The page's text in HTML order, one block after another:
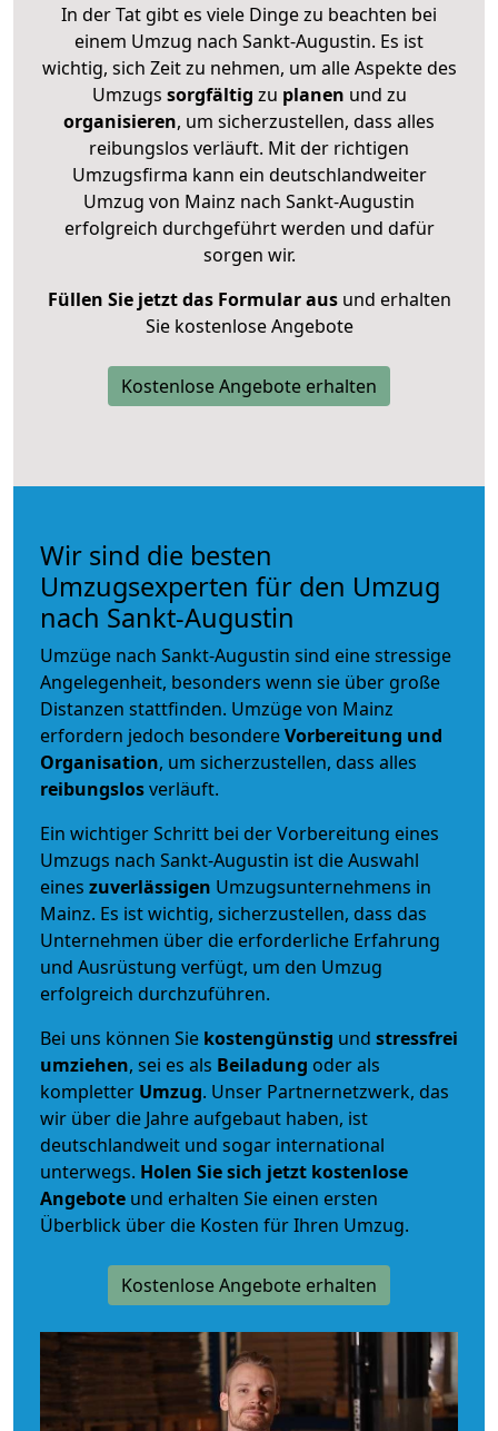
In der Tat gibt es viele Dinge zu beachten bei
einem Umzug nach Sankt-Augustin. Es ist
wichtig, sich Zeit zu nehmen, um alle Aspekte des
Umzugs sorgfältig zu planen und zu
organisieren, um sicherzustellen, dass alles
reibungslos verläuft. Mit der richtigen
Umzugsfirma kann ein deutschlandweiter
Umzug von Mainz nach Sankt-Augustin
erfolgreich durchgeführt werden und dafür
sorgen wir.
Füllen Sie jetzt das Formular ausund erhalten
Sie kostenlose Angebote
Kostenlose Angebote erhalten
Wir sind die besten
Umzugsexperten für den Umzug
nach Sankt-Augustin
Umzüge nach Sankt-Augustin sind eine stressige
Angelegenheit, besonders wenn sie über große
Distanzen stattfinden. Umzüge von Mainz
erfordern jedoch besondereVorbereitung und
Organisation, um sicherzustellen, dass alles
reibungslosverläuft.
Ein wichtiger Schritt bei der Vorbereitung eines
Umzugs nach Sankt-Augustin ist die Auswahl
eines zuverlässigen Umzugsunternehmens in
Mainz. Es ist wichtig, sicherzustellen, dass das
Unternehmen über die erforderliche Erfahrung
und Ausrüstung verfügt, um den Umzug
erfolgreich durchzuführen.
Bei uns können Sie kostengünstig und stressfrei
umziehen, sei es als Beiladung oder als
kompletter Umzug. Unser Partnernetzwerk, das
wir über die Jahre aufgebaut haben, ist
deutschlandweit und sogar international
unterwegs. Holen Sie sich jetzt kostenlose
Angebote und erhalten Sie einen ersten
Überblick über die Kosten für Ihren Umzug.
Kostenlose Angebote erhalten